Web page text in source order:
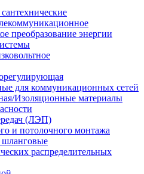
преобразование энергии
для коммуникационных сетей
Изоляционные материалы
(ЛЭП)
и потолочного монтажа
распределительных